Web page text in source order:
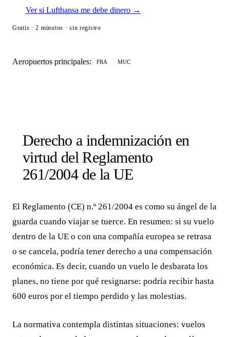
Ver si Lufthansa me debe dinero →
Gratis · 2 minutos · sin registro
Aeropuertos principales: FRA MUC
Derecho a indemnización en
virtud del Reglamento
261/2004 de la UE
El Reglamento (CE) n.º 261/2004 es como su ángel de la
guarda cuando viajar se tuerce. En resumen: si su vuelo
dentro de la UE o con una compañía europea se retrasa
o se cancela, podría tener derecho a una compensación
económica. Es decir, cuando un vuelo le desbarata los
planes, no tiene por qué resignarse: podría recibir hasta
600 euros por el tiempo perdido y las molestias.
La normativa contempla distintas situaciones: vuelos